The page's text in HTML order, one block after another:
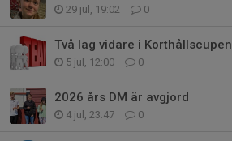
29 jul, 19:02 0
Två lag vidare i Korthållscupen
5 jul, 12:00 0
2026 års DM är avgjord
4 jul, 23:47 0